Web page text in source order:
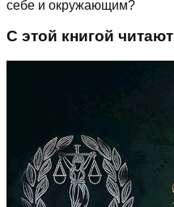
себе и окружающим?
С этой книгой читают